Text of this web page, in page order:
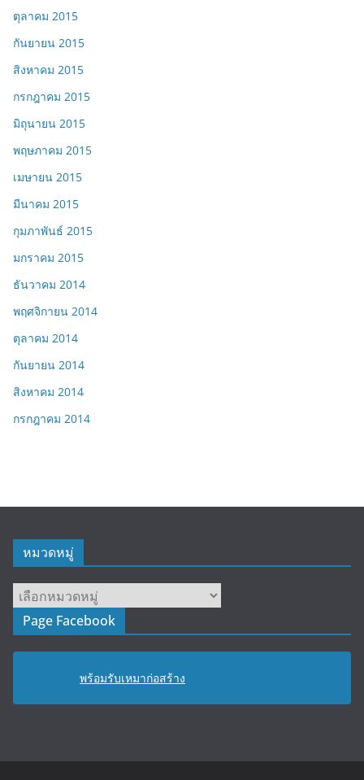
ตุลาคม 2015
กันยายน 2015
สิงหาคม 2015
กรกฎาคม 2015
มิถุนายน 2015
พฤษภาคม 2015
เมษายน 2015
มีนาคม 2015
กุมภาพันธ์ 2015
มกราคม 2015
ธันวาคม 2014
พฤศจิกายน 2014
ตุลาคม 2014
กันยายน 2014
สิงหาคม 2014
กรกฎาคม 2014
หมวดหมู่
หมวด
หมู่Page Facebook
พร้อมรับเหมาก่อสร้าง